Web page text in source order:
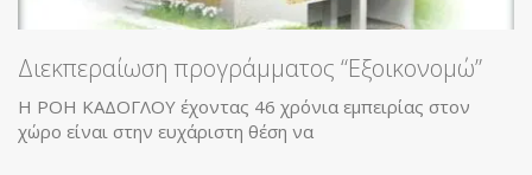
Διεκπεραίωση προγράμματος “Εξοικονομώ”
Η ΡΟΗ ΚΑΔΟΓΛΟΥ έχοντας 46 χρόνια εμπειρίας στον
χώρο είναι στην ευχάριστη θέση να